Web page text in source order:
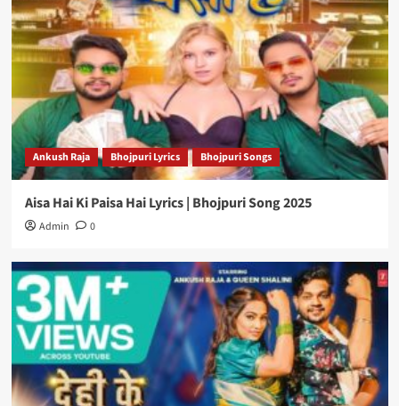
Ankush Raja Bhojpuri Lyrics Bhojpuri Songs
Aisa Hai Ki Paisa Hai Lyrics | Bhojpuri Song 2025
Admin 0